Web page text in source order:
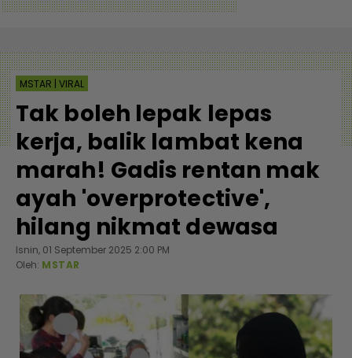
MSTAR | VIRAL
Tak boleh lepak lepas
kerja, balik lambat kena
marah! Gadis rentan mak
ayah 'overprotective',
hilang nikmat dewasa
Isnin, 01 September 2025 2:00 PM
Oleh: MSTAR